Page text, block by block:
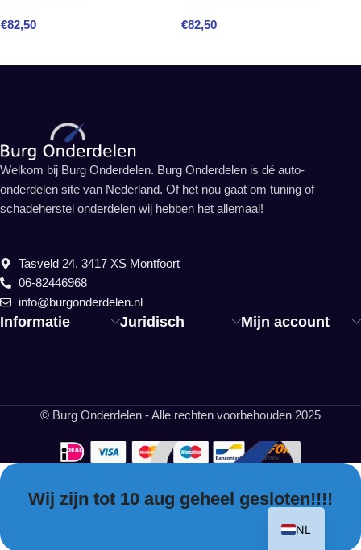
€82,50 €82,50
Informatie Juridisch Mijn account
Welkom bij Burg Onderdelen. Burg Onderdelen is dé auto-
onderdelen site van Nederland. Of het nou gaat om tuning of
schadeherstel onderdelen wij hebben het allemaal!
Tasveld 24, 3417 XS Montfoort
06-82446968
info@burgonderdelen.nl
© Burg Onderdelen - Alle rechten voorbehouden 2025
Wij zijn tot 10 aug geheel gesloten!!!!
NL
EN